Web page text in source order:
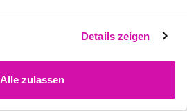
Details zeigen
Alle zulassen